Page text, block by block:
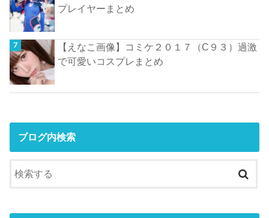
プレイヤーまとめ
【えなこ画像】コミケ２０１７（C９３）過激
で可愛いコスプレまとめ
ブログ内検索